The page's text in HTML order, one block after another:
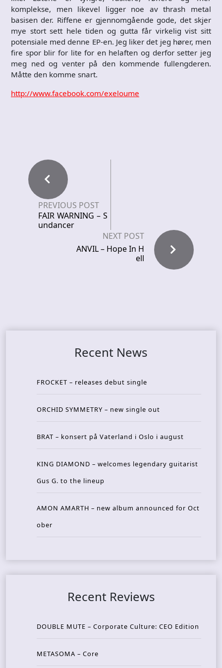
komplekse, men likevel ligger noe av thrash metal
basisen der. Riffene er gjennomgående gode, det skjer
mye stort sett hele tiden og gutta får virkelig vist sitt
potensiale med denne EP-en. Jeg liker det jeg hører, men
fire spor blir for lite for en helaften og derfor setter jeg
meg ned og venter på den kommende fullengderen.
Måtte den komme snart.
http://www.facebook.com/exeloume
PREVIOUS POST
FAIR WARNING – S
undancer
NEXT POST
ANVIL – Hope In H
ell
Recent News
FROCKET – releases debut single
ORCHID SYMMETRY – new single out
BRAT – konsert på Vaterland i Oslo i august
KING DIAMOND – welcomes legendary guitarist
Gus G. to the lineup
AMON AMARTH – new album announced for Oct
ober
Recent Reviews
DOUBLE MUTE – Corporate Culture: CEO Edition
METASOMA – Core